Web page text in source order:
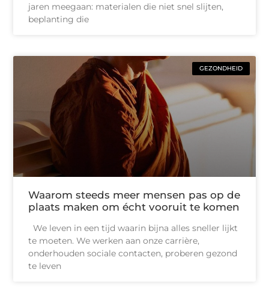
jaren meegaan: materialen die niet snel slijten,
beplanting die
GEZONDHEID
Waarom steeds meer mensen pas op de
plaats maken om écht vooruit te komen
We leven in een tijd waarin bijna alles sneller lijkt
te moeten. We werken aan onze carrière,
onderhouden sociale contacten, proberen gezond
te leven